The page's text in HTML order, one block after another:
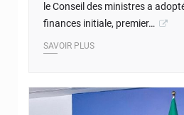
le Conseil des ministres a
finances initiale, premier…
SAVOIR PLUS